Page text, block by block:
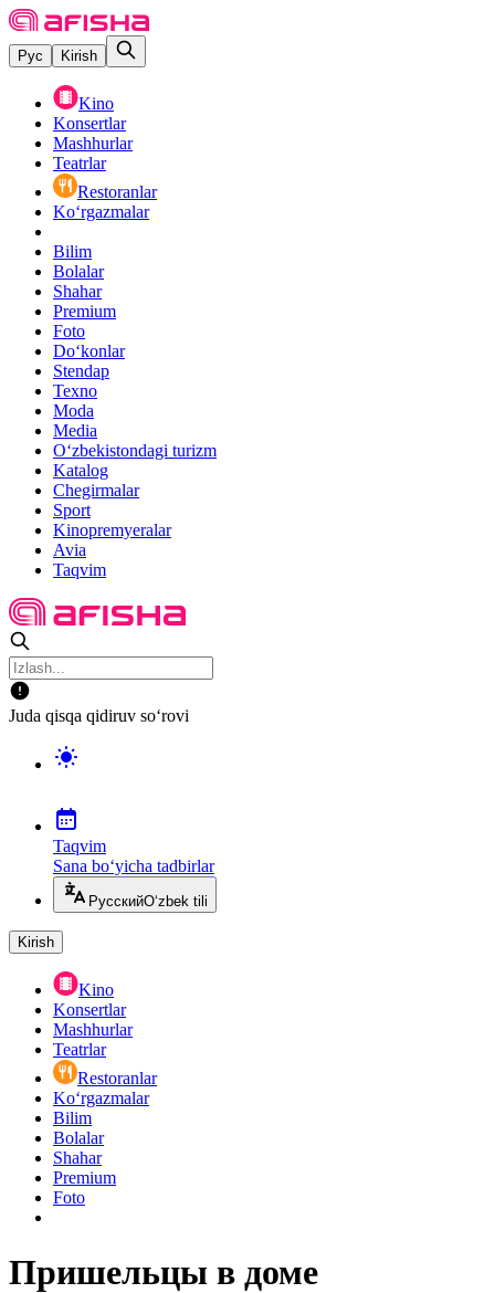
Рус Kirish
Kino
Konsertlar
Mashhurlar
Teatrlar
Restoranlar
Ko‘rgazmalar
Bilim
Bolalar
Shahar
Premium
Foto
Do‘konlar
Stendap
Texno
Moda
Media
O‘zbekistondagi turizm
Katalog
Chegirmalar
Sport
Kinopremyeralar
Avia
Taqvim
Juda qisqa qidiruv so‘rovi
Taqvim
Sana bo‘yicha tadbirlar
РусскийO‘zbek tili
Kirish
Kino
Konsertlar
Mashhurlar
Teatrlar
Restoranlar
Ko‘rgazmalar
Bilim
Bolalar
Shahar
Premium
Foto
Пришельцы в доме